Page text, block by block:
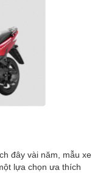
đây vài năm, mẫu xe
lựa chọn ưa thích